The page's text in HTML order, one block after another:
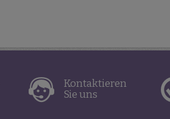
Kontaktieren
Sie uns